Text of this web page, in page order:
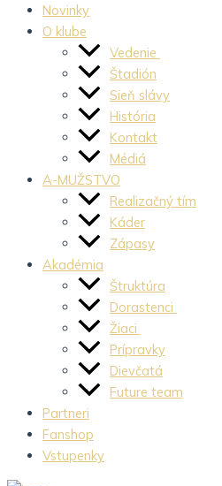
Novinky
O klube
Vedenie
Štadión
Sieň slávy
História
Kontakt
Médiá
A-MUŽSTVO
Realizačný tím
Káder
Zápasy
Akadémia
Štruktúra
Dorastenci
Žiaci
Prípravky
Dievčatá
Future team
Partneri
Fanshop
Vstupenky